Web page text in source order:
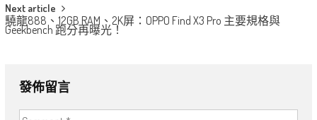
Next article
驍龍888、12GB RAM、2K屏：OPPO Find X3 Pro 主要規格與
Geekbench 跑分再曝光！
發佈留言